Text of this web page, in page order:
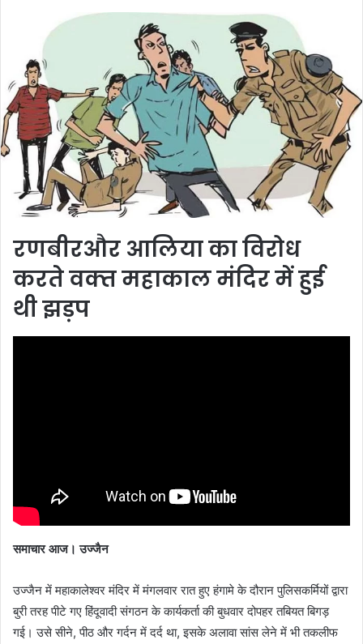
email
रणबीरऔर आलिया का विरोध
करते वक्‍त महाकाल मंदिर में हुई
थी झड़प
समाचार आज। उज्‍जैन
उज्जैन में महाकालेश्वर मंदिर में मंगलवार रात हुए हंगामे के दौरान पुलिसकर्मियों द्वारा
बुरी तरह पीटे गए हिंदूवादी संगठन के कार्यकर्ता की बुधवार दोपहर तबियत बिगड़
गई। उसे सीने, पीठ और गर्दन में दर्द था, इसके अलावा सांस लेने में भी तकलीफ